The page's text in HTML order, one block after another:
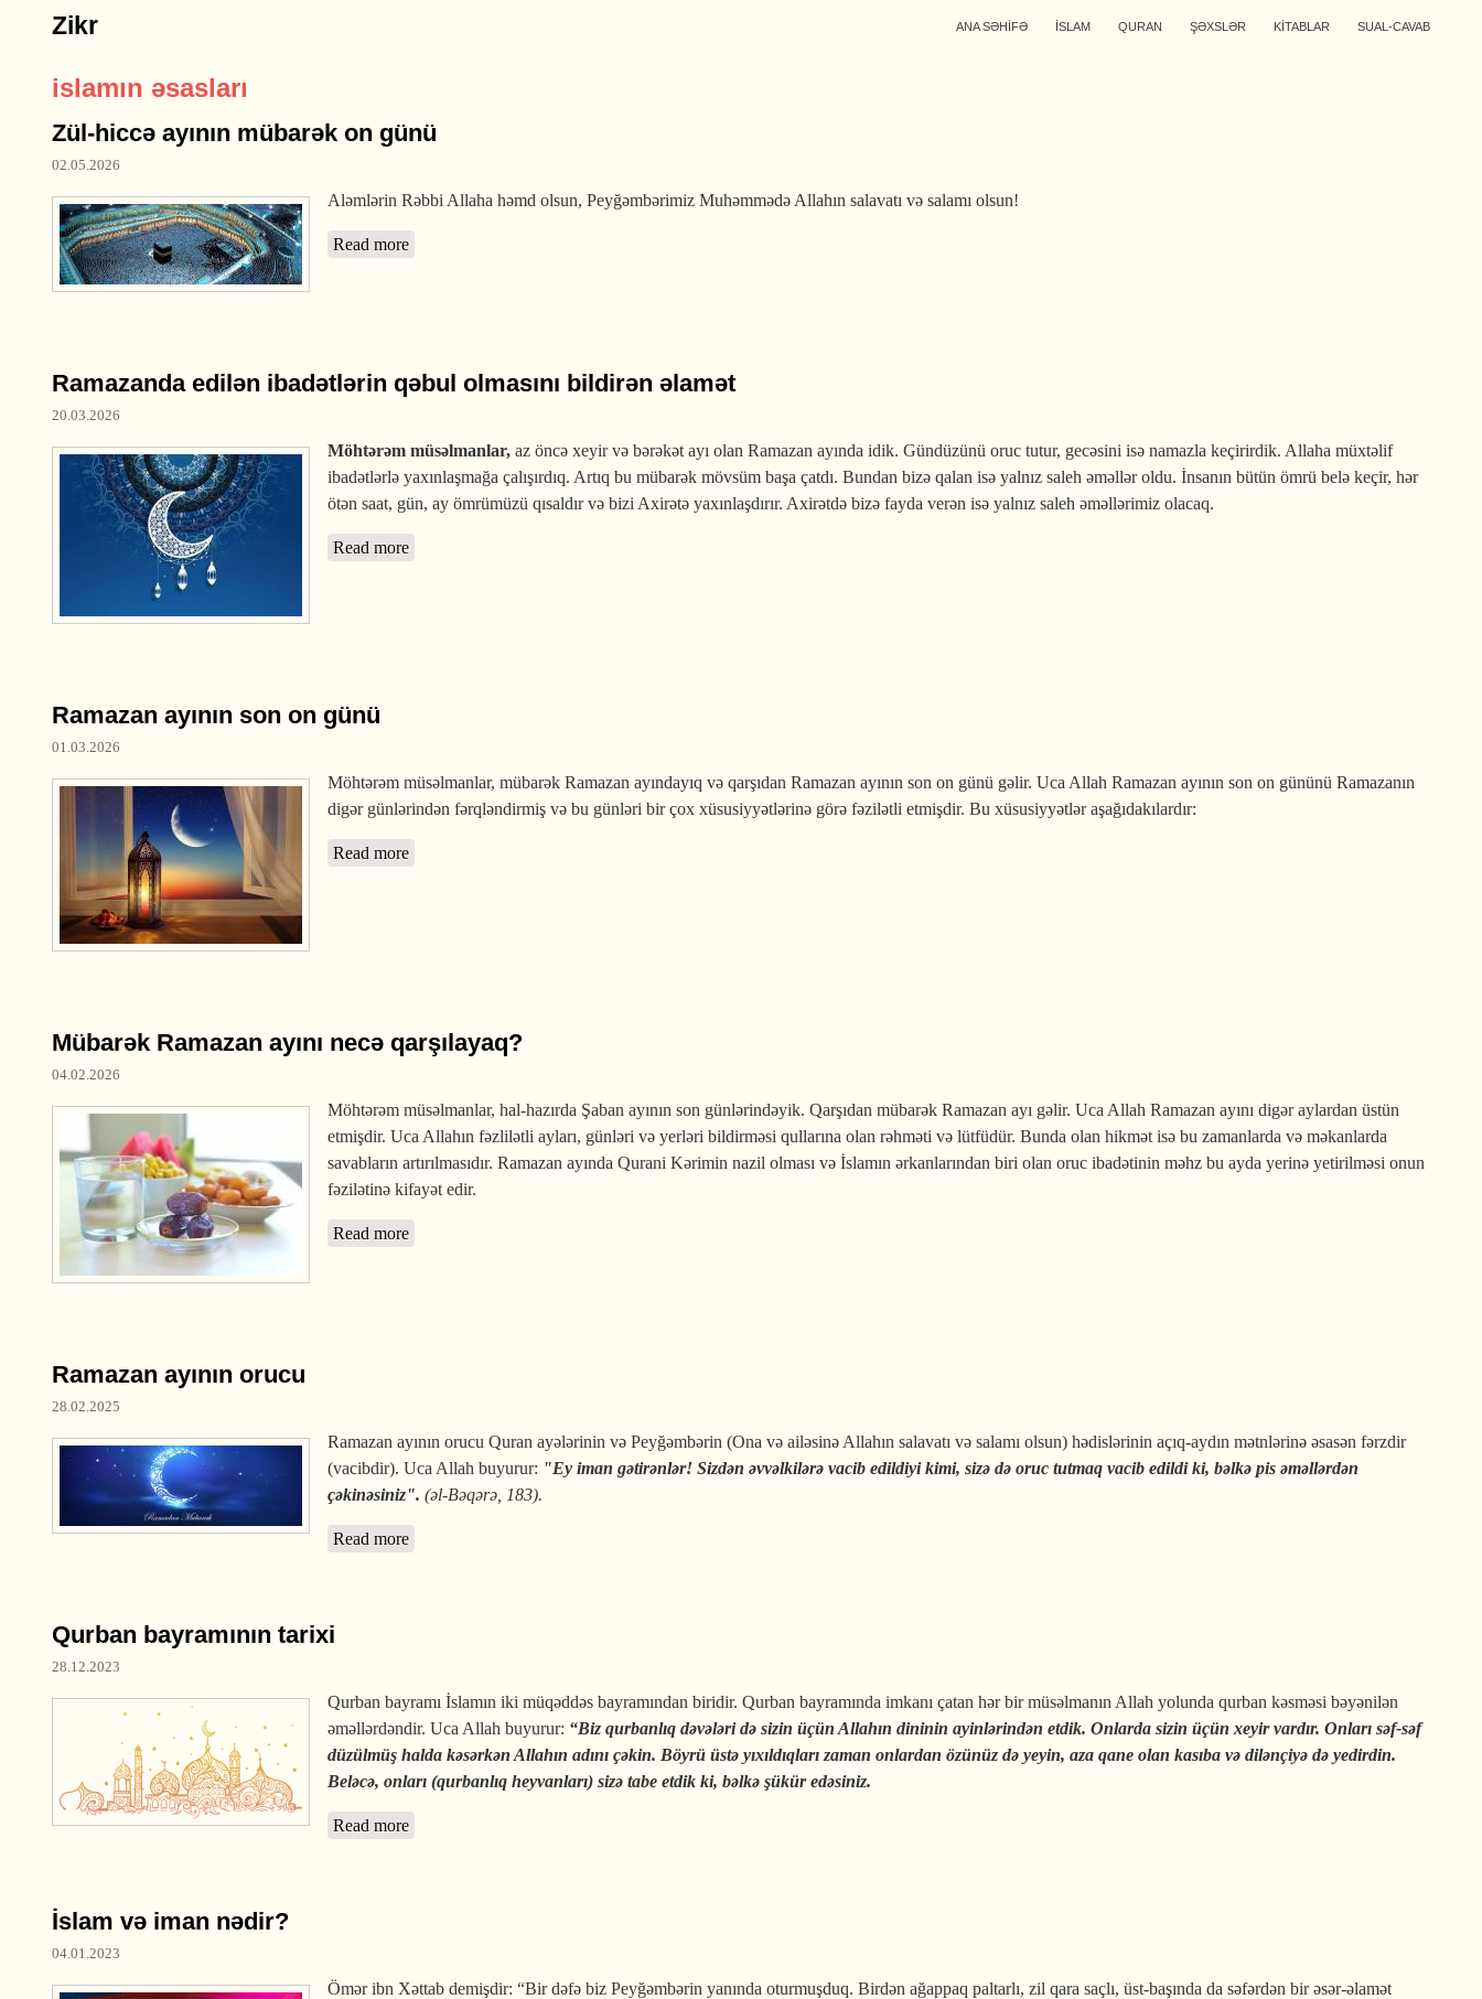
Zikr ANA SƏHİFƏ İSLAM QURAN ŞƏXSLƏR KİTABLAR SUAL-CAVAB
islamın əsasları
Zül-hiccə ayının mübarək on günü
02.05.2026
Aləmlərin Rəbbi Allaha həmd olsun, Peyğəmbərimiz Muhəmmədə Allahın salavatı və salamı olsun!
Read more
Ramazanda edilən ibadətlərin qəbul olmasını bildirən əlamət
20.03.2026
Möhtərəm müsəlmanlar, az öncə xeyir və bərəkət ayı olan Ramazan ayında idik. Gündüzünü oruc tutur, gecəsini isə namazla keçirirdik. Allaha müxtəlif
ibadətlərlə yaxınlaşmağa çalışırdıq. Artıq bu mübarək mövsüm başa çatdı. Bundan bizə qalan isə yalnız saleh əməllər oldu. İnsanın bütün ömrü belə keçir, hər
ötən saat, gün, ay ömrümüzü qısaldır və bizi Axirətə yaxınlaşdırır. Axirətdə bizə fayda verən isə yalnız saleh əməllərimiz olacaq.
Read more
Ramazan ayının son on günü
01.03.2026
Möhtərəm müsəlmanlar, mübarək Ramazan ayındayıq və qarşıdan Ramazan ayının son on günü gəlir. Uca Allah Ramazan ayının son on gününü Ramazanın
digər günlərindən fərqləndirmiş və bu günləri bir çox xüsusiyyətlərinə görə fəzilətli etmişdir. Bu xüsusiyyətlər aşağıdakılardır:
Read more
Mübarək Ramazan ayını necə qarşılayaq?
04.02.2026
Möhtərəm müsəlmanlar, hal-hazırda Şaban ayının son günlərindəyik. Qarşıdan mübarək Ramazan ayı gəlir. Uca Allah Ramazan ayını digər aylardan üstün
etmişdir. Uca Allahın fəzlilətli ayları, günləri və yerləri bildirməsi qullarına olan rəhməti və lütfüdür. Bunda olan hikmət isə bu zamanlarda və məkanlarda
savabların artırılmasıdır. Ramazan ayında Qurani Kərimin nazil olması və İslamın ərkanlarından biri olan oruc ibadətinin məhz bu ayda yerinə yetirilməsi onun
fəzilətinə kifayət edir.
Read more
Ramazan ayının orucu
28.02.2025
Ramazan ayının orucu Quran ayələrinin və Peyğəmbərin (Ona və ailəsinə Allahın salavatı və salamı olsun) hədislərinin açıq-aydın mətnlərinə əsasən fərzdir
(vacibdir). Uca Allah buyurur: "Ey iman gətirənlər! Sizdən əvvəlkilərə vacib edildiyi kimi, sizə də oruc tutmaq vacib edildi ki, bəlkə pis əməllərdən
çəkinəsiniz". (əl-Bəqərə, 183).
Read more
Qurban bayramının tarixi
28.12.2023
Qurban bayramı İslamın iki müqəddəs bayramından biridir. Qurban bayramında imkanı çatan hər bir müsəlmanın Allah yolunda qurban kəsməsi bəyənilən
əməllərdəndir. Uca Allah buyurur: “Biz qurbanlıq dəvələri də sizin üçün Allahın dininin ayinlərindən etdik. Onlarda sizin üçün xeyir vardır. Onları səf-səf
düzülmüş halda kəsərkən Allahın adını çəkin. Böyrü üstə yıxıldıqları zaman onlardan özünüz də yeyin, aza qane olan kasıba və dilənçiyə də yedirdin.
Beləcə, onları (qurbanlıq heyvanları) sizə tabe etdik ki, bəlkə şükür edəsiniz.
Read more
İslam və iman nədir?
04.01.2023
Ömər ibn Xəttab demişdir: “Bir dəfə biz Peyğəmbərin yanında oturmuşduq. Birdən ağappaq paltarlı, zil qara saçlı, üst-başında da səfərdən bir əsər-əlamət